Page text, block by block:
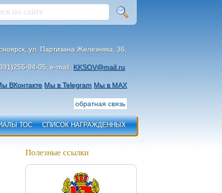
ул. Партизана Железняка, 36,
94-05, e-mail: KKSOV@mail.ru
ВКонтакте Мы в Telegram Мы в МАХ
обратная связь
ТОС СПИСОК НАГРАЖДЕННЫХ
Полезные ссылки